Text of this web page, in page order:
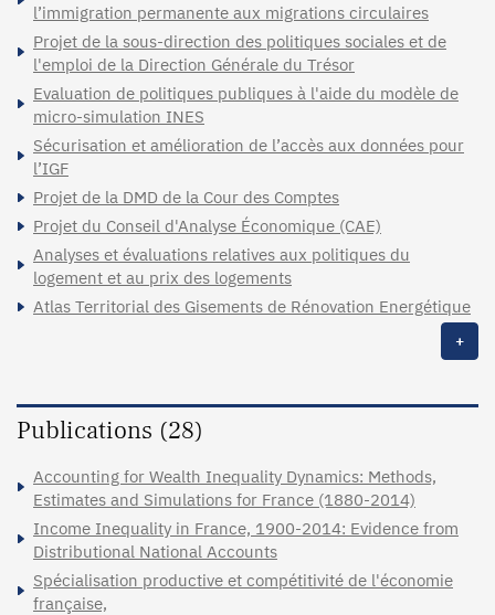
l’immigration permanente aux migrations circulaires
Projet de la sous-direction des politiques sociales et de
l'emploi de la Direction Générale du Trésor
Evaluation de politiques publiques à l'aide du modèle de
micro-simulation INES
Sécurisation et amélioration de l’accès aux données pour
l’IGF
Projet de la DMD de la Cour des Comptes
Projet du Conseil d'Analyse Économique (CAE)
Analyses et évaluations relatives aux politiques du
logement et au prix des logements
Atlas Territorial des Gisements de Rénovation Energétique
+
Publications (28)
Accounting for Wealth Inequality Dynamics: Methods,
Estimates and Simulations for France (1880-2014)
Income Inequality in France, 1900-2014: Evidence from
Distributional National Accounts
Spécialisation productive et compétitivité de l'économie
française,